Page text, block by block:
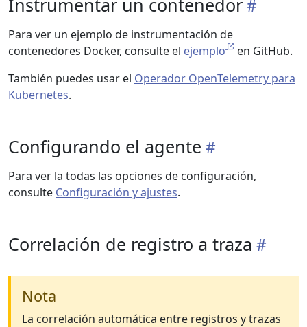
Instrumentar un contenedor
Para ver un ejemplo de instrumentación de
contenedores Docker, consulte el ejemplo
en GitHub.
También puedes usar el Operador OpenTelemetry para
Kubernetes.
Configurando el agente
Para ver la todas las opciones de configuración,
consulte Configuración y ajustes.
Correlación de registro a traza
Nota
La correlación automática entre registros y trazas